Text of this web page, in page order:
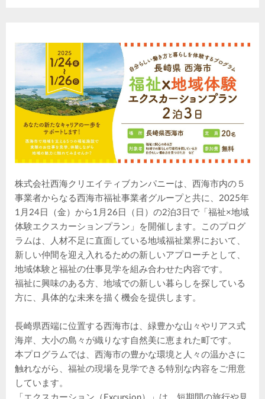
株式会社西海クリエイティブカンパニーは、西海市内の５
事業者からなる西海市福祉事業者グループと共に、2025年
1月24日（金）から1月26日（日）の2泊3日で「福祉×地域
体験エクスカーションプラン」を開催します。このプログ
ラムは、人材不足に直面している地域福祉業界において、
新しい仲間を迎え入れるための新しいアプローチとして、
地域体験と福祉の仕事見学を組み合わせた内容です。
福祉に興味のある方、地域での新しい暮らしを探している
方に、具体的な未来を描く機会を提供します。
長崎県西端に位置する西海市は、緑豊かな山々やリアス式
海岸、大小の島々が織りなす自然美に恵まれた町です。
本プログラムでは、西海市の豊かな環境と人々の温かさに
触れながら、福祉の現場を見学できる特別な内容をご用意
しています。